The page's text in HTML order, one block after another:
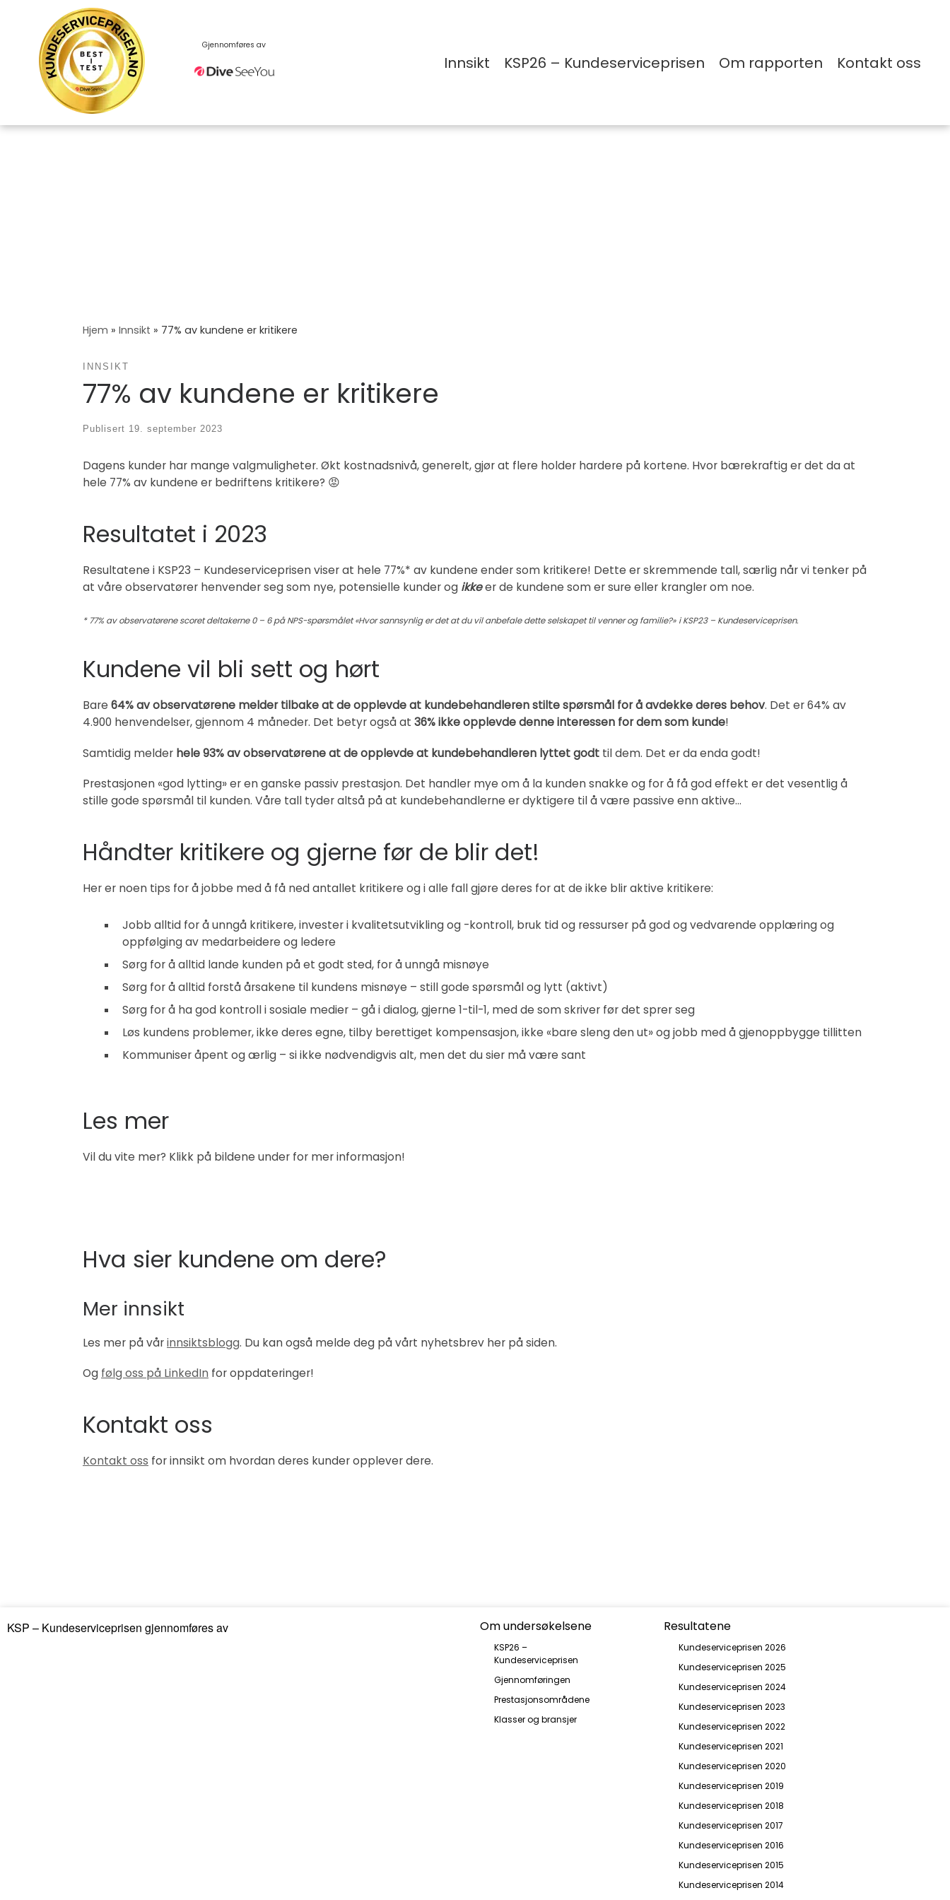
content
Gjennomføres av
Innsikt KSP26 – Kundeserviceprisen Om rapporten Kontakt oss
Hjem » Innsikt » 77% av kundene er kritikere
INNSIKT
77% av kundene er kritikere
Publisert 19. september 2023
Dagens kunder har mange valgmuligheter. Økt kostnadsnivå, generelt, gjør at flere holder hardere på kortene. Hvor bærekraftig er det da at
hele 77% av kundene er bedriftens kritikere? 😡
Resultatet i 2023
Resultatene i KSP23 – Kundeserviceprisen viser at hele 77%* av kundene ender som kritikere! Dette er skremmende tall, særlig når vi tenker på
at våre observatører henvender seg som nye, potensielle kunder og ikkeer de kundene som er sure eller krangler om noe.
* 77% av observatørene scoret deltakerne 0 – 6 på NPS-spørsmålet «Hvor sannsynlig er det at du vil anbefale dette selskapet til venner og familie?» i KSP23 – Kundeserviceprisen.
Kundene vil bli sett og hørt
Bare 64% av observatørene melder tilbake at de opplevde at kundebehandleren stilte spørsmål for å avdekke deres behov. Det er 64% av
4.900 henvendelser, gjennom 4 måneder. Det betyr også at 36% ikke opplevde denne interessen for dem som kunde!
Samtidig melder hele 93% av observatørene at de opplevde at kundebehandleren lyttet godt til dem. Det er da enda godt!
Prestasjonen «god lytting» er en ganske passiv prestasjon. Det handler mye om å la kunden snakke og for å få god effekt er det vesentlig å
stille gode spørsmål til kunden. Våre tall tyder altså på at kundebehandlerne er dyktigere til å være passive enn aktive…
Håndter kritikere og gjerne før de blir det!
Her er noen tips for å jobbe med å få ned antallet kritikere og i alle fall gjøre deres for at de ikke blir aktive kritikere:
Jobb alltid for å unngå kritikere, invester i kvalitetsutvikling og -kontroll, bruk tid og ressurser på god og vedvarende opplæring og
oppfølging av medarbeidere og ledere
Sørg for å alltid lande kunden på et godt sted, for å unngå misnøye
Sørg for å alltid forstå årsakene til kundens misnøye – still gode spørsmål og lytt (aktivt)
Sørg for å ha god kontroll i sosiale medier – gå i dialog, gjerne 1-til-1, med de som skriver før det sprer seg
Løs kundens problemer, ikke deres egne, tilby berettiget kompensasjon, ikke «bare sleng den ut» og jobb med å gjenoppbygge tillitten
Kommuniser åpent og ærlig – si ikke nødvendigvis alt, men det du sier må være sant
Les mer
Vil du vite mer? Klikk på bildene under for mer informasjon!
Hva sier kundene om dere?
Mer innsikt
Les mer på vårinnsiktsblogg. Du kan også melde deg på vårt nyhetsbrev her på siden.
Og følg oss på LinkedIn for oppdateringer!
Kontakt oss
Kontakt oss for innsikt om hvordan deres kunder opplever dere.
KSP – Kundeserviceprisen gjennomføres av Om undersøkelsene
KSP26 –
Kundeserviceprisen
Gjennomføringen
Prestasjonsområdene
Klasser og bransjer
Resultatene
Kundeserviceprisen 2026
Kundeserviceprisen 2025
Kundeserviceprisen 2024
Kundeserviceprisen 2023
Kundeserviceprisen 2022
Kundeserviceprisen 2021
Kundeserviceprisen 2020
Kundeserviceprisen 2019
Kundeserviceprisen 2018
Kundeserviceprisen 2017
Kundeserviceprisen 2016
Kundeserviceprisen 2015
Kundeserviceprisen 2014